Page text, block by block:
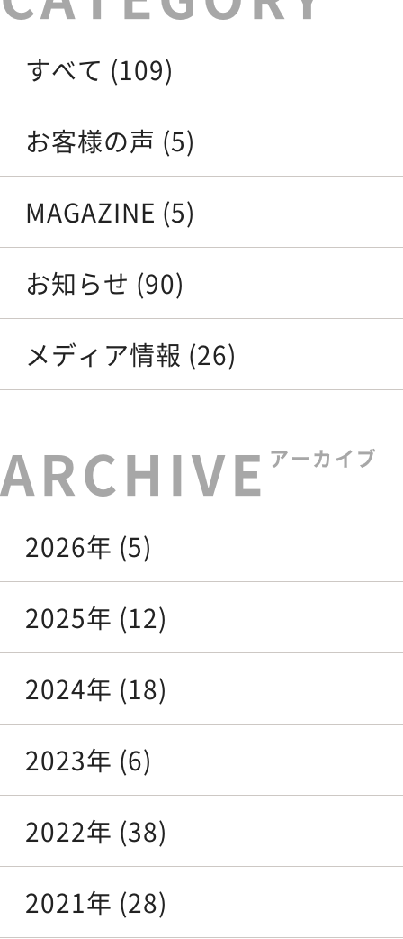
すべて (109)
お客様の声 (5)
MAGAZINE (5)
お知らせ (90)
メディア情報 (26)
アーカイブ
2026年 (5)
2025年 (12)
2024年 (18)
2023年 (6)
2022年 (38)
2021年 (28)